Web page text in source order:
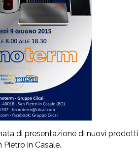
di presentazione di nuovi
in Casale.